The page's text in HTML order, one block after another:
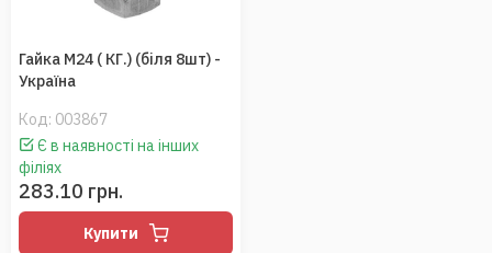
Код: 003867
Гайка М24 ( КГ.) (біля 8шт) -
Україна
Є в наявності на інших
філіях
283.10 грн.
Купити